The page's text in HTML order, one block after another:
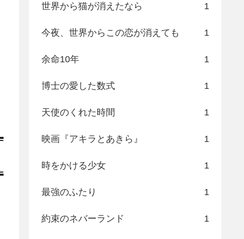
世界から猫が消えたなら 1
今夜、世界からこの恋が消えても 1
余命10年 1
博士の愛した数式 1
天使のくれた時間 1
映画『アキラとあきら』 1
時をかける少女 1
最強のふたり 1
約束のネバーランド 1